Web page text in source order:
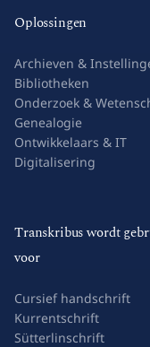
Oplossingen
Archieven &
Bibliotheken
Onderzoek &
Genealogie
Ontwikkelaars & IT
Digitalisering
Transkribus wordt
voor
Cursief handschrift
Kurrentschrift
Sütterlinschrift